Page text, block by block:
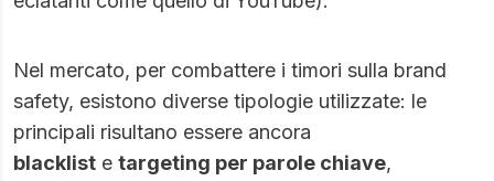
Nel mercato, per combattere i timori sulla brand
safety, esistono diverse tipologie utilizzate: le
principali risultano essere ancora
blacklist e targeting per parole chiave,